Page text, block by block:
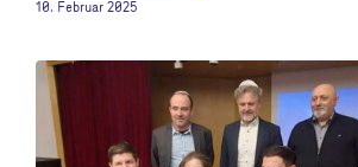
10. Februar 2025